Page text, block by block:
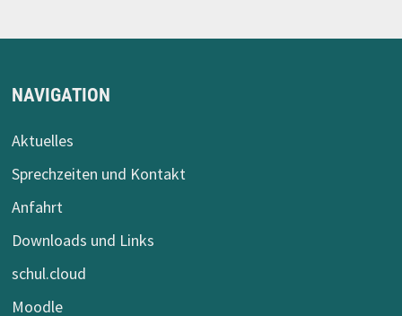
NAVIGATION
Aktuelles
Sprechzeiten und Kontakt
Anfahrt
Downloads und Links
schul.cloud
Moodle